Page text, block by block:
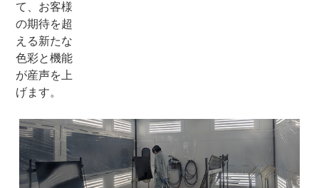
て、お客様
の期待を超
える新たな
色彩と機能
が産声を上
げます。